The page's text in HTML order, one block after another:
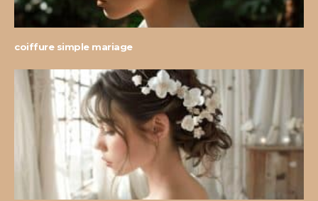
coiffure simple mariage